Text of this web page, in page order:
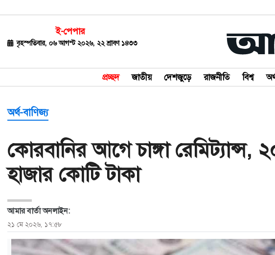
ই-পেপার
বৃহস্পতিবার, ০৬ আগস্ট ২০২৬, ২২ শ্রাবণ ১৪৩৩
প্রচ্ছদ জাতীয় দেশজুড়ে রাজনীতি বিশ্ব
জাতীয়
রাজনীতি
বিশ্ব
বাণিজ্য
বিনোদন
ধর্ম
ও
জীবন
অর্থ-বাণিজ্য
কোরবানির আগে চাঙ্গা
হাজার কোটি টাকা
আমার বার্তা অনলাইন:
২১ মে ২০২৬, ১৭:৫৮